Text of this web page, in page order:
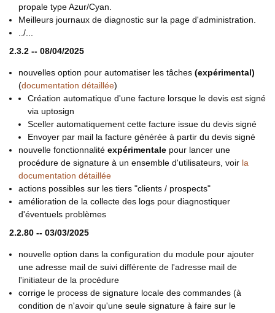
propale type Azur/Cyan.
Meilleurs journaux de diagnostic sur la page d'administration.
../...
2.3.2 -- 08/04/2025
nouvelles option pour automatiser les tâches (expérimental)
(documentation détaillée)
Création automatique d'une facture lorsque le devis est signé
via uptosign
Sceller automatiquement cette facture issue du devis signé
Envoyer par mail la facture générée à partir du devis signé
nouvelle fonctionnalité expérimentale pour lancer une
procédure de signature à un ensemble d'utilisateurs, voir la
documentation détaillée
actions possibles sur les tiers "clients / prospects"
amélioration de la collecte des logs pour diagnostiquer
d'éventuels problèmes
2.2.80 -- 03/03/2025
nouvelle option dans la configuration du module pour ajouter
une adresse mail de suivi différente de l'adresse mail de
l'initiateur de la procédure
corrige le process de signature locale des commandes (à
condition de n'avoir qu'une seule signature à faire sur le